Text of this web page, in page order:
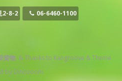
2-8-2 06-6460-1100
貨物. &Thanks to Kangroove &Theme
by Dinozoom